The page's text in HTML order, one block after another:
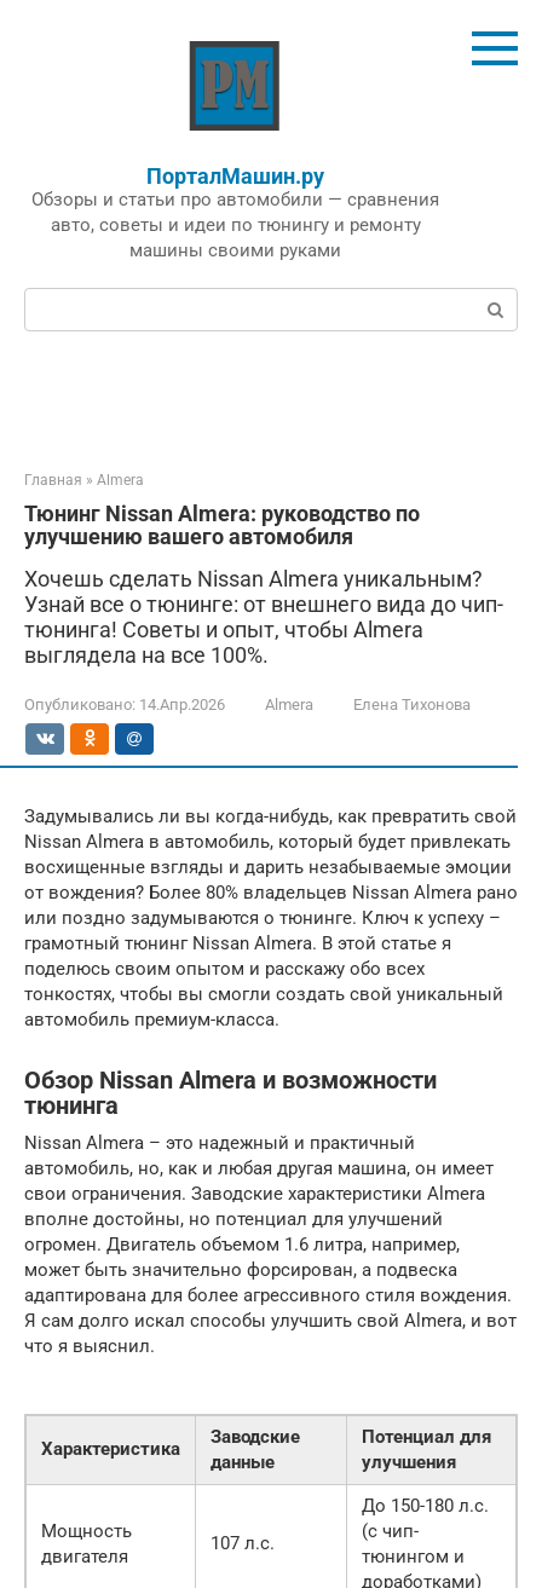
ПорталМашин.ру
Обзоры и статьи про автомобили — сравнения
авто, советы и идеи по тюнингу и ремонту
машины своими руками
Поиск:
Главная » Almera
Тюнинг Nissan Almera: руководство по
улучшению вашего автомобиля
Хочешь сделать Nissan Almera уникальным?
Узнай все о тюнинге: от внешнего вида до чип-
тюнинга! Советы и опыт, чтобы Almera
выглядела на все 100%.
Опубликовано: 14.Апр.2026 Almera Елена Тихонова
Задумывались ли вы когда-нибудь, как превратить свой
Nissan Almera в автомобиль, который будет привлекать
восхищенные взгляды и дарить незабываемые эмоции
от вождения? Более 80% владельцев Nissan Almera рано
или поздно задумываются о тюнинге. Ключ к успеху –
грамотный тюнинг Nissan Almera. В этой статье я
поделюсь своим опытом и расскажу обо всех
тонкостях, чтобы вы смогли создать свой уникальный
автомобиль премиум-класса.
Обзор Nissan Almera и возможности
тюнинга
Nissan Almera – это надежный и практичный
автомобиль, но, как и любая другая машина, он имеет
свои ограничения. Заводские характеристики Almera
вполне достойны, но потенциал для улучшений
огромен. Двигатель объемом 1.6 литра, например,
может быть значительно форсирован, а подвеска
адаптирована для более агрессивного стиля вождения.
Я сам долго искал способы улучшить свой Almera, и вот
что я выяснил.
Характеристика
Заводские
данные
Потенциал для
улучшения
Мощность
двигателя
107 л.с.
До 150-180 л.с.
(с чип-
тюнингом и
доработками)